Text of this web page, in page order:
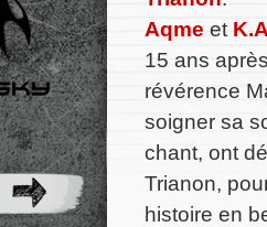
Aqme et
15 ans
révérence
soigner sa
chant, ont
Trianon,
histoire en